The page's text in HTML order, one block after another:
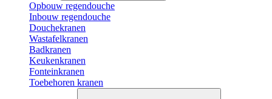
Opbouw regendouche
Inbouw regendouche
Douchekranen
Wastafelkranen
Badkranen
Keukenkranen
Fonteinkranen
Toebehoren kranen